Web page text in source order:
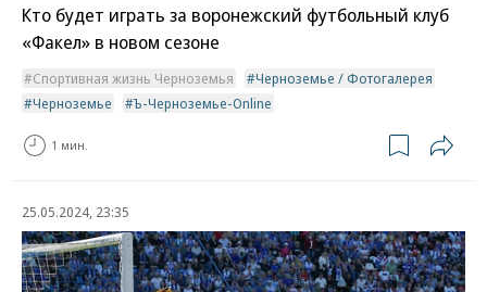
Кто будет играть за воронежский футбольный клуб
«Факел» в новом сезоне
Спортивная жизнь Черноземья
Черноземье / Фотогалерея
Черноземье
Ъ-Черноземье-Online
1 мин.
25.05.2024, 23:35